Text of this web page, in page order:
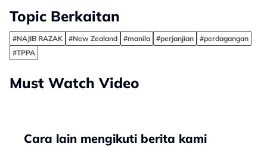
Topic Berkaitan
#NAJIB RAZAK #New Zealand #manila #perjanjian
#perdagangan
#TPPA
Must Watch Video
Cara lain mengikuti berita kami